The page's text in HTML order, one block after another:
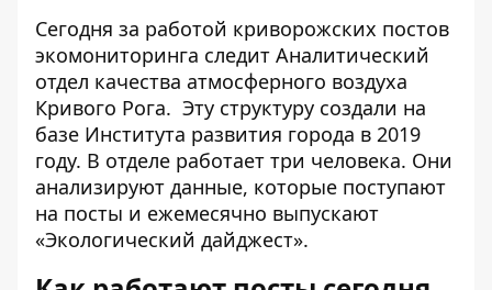
Сегодня за работой криворожских постов
экомониторинга следит Аналитический
отдел качества атмосферного воздуха
Кривого Рога. Эту структуру создали на
базе Института развития города в 2019
году. В отделе работает три человека. Они
анализируют данные, которые поступают
на посты и ежемесячно выпускают
«Экологический дайджест».